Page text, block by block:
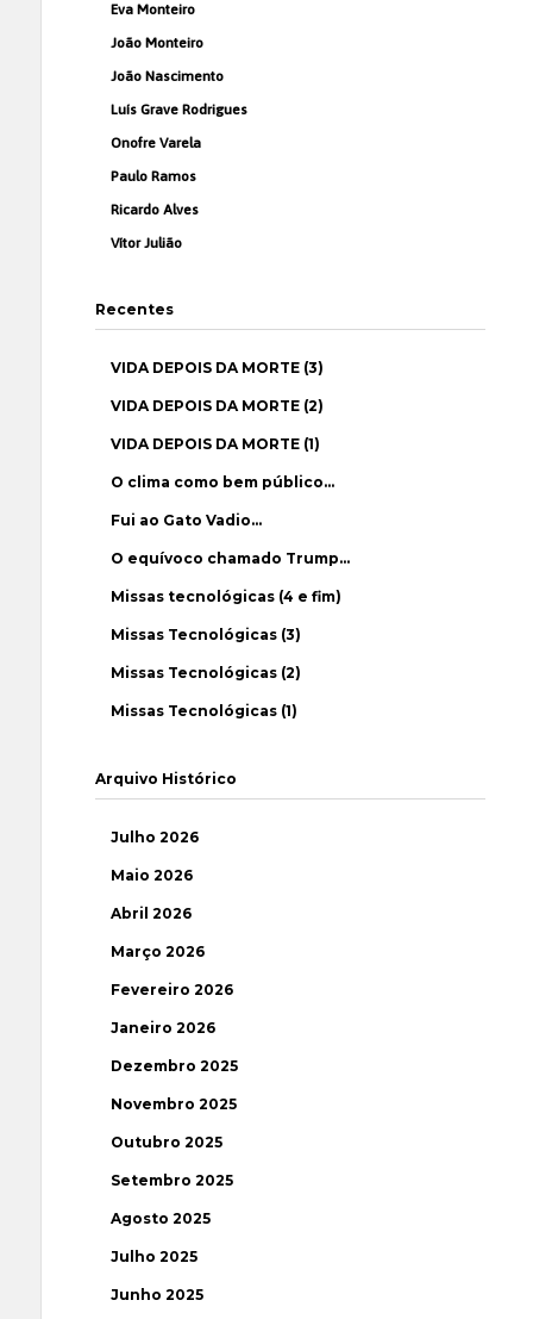
Eva Monteiro
João Monteiro
João Nascimento
Luís Grave Rodrigues
Onofre Varela
Paulo Ramos
Ricardo Alves
Vítor Julião
Recentes
VIDA DEPOIS DA MORTE (3)
VIDA DEPOIS DA MORTE (2)
VIDA DEPOIS DA MORTE (1)
O clima como bem público…
Fui ao Gato Vadio…
O equívoco chamado Trump…
Missas tecnológicas (4 e fim)
Missas Tecnológicas (3)
Missas Tecnológicas (2)
Missas Tecnológicas (1)
Arquivo Histórico
Julho 2026
Maio 2026
Abril 2026
Março 2026
Fevereiro 2026
Janeiro 2026
Dezembro 2025
Novembro 2025
Outubro 2025
Setembro 2025
Agosto 2025
Julho 2025
Junho 2025